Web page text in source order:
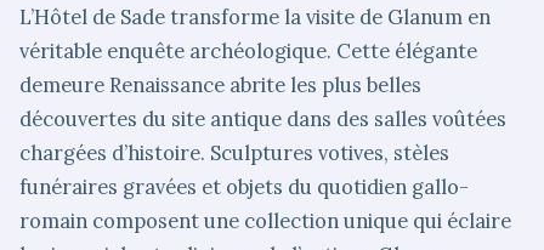
L’Hôtel de Sade transforme la visite de Glanum en
véritable enquête archéologique. Cette élégante
demeure Renaissance abrite les plus belles
découvertes du site antique dans des salles voûtées
chargées d’histoire. Sculptures votives, stèles
funéraires gravées et objets du quotidien gallo-
romain composent une collection unique qui éclaire